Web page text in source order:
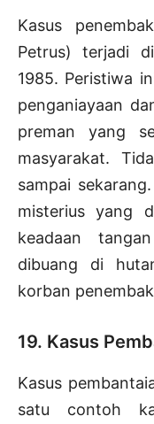
Kasus
Petrus) terjadi
1985. Peristiwa
penganiayaan
preman yang
masyarakat.
sampai
misterius yang
keadaan
dibuang di
korban
19. Kasus
Kasus
satu contoh